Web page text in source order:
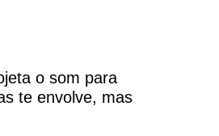
o som para
te envolve, mas